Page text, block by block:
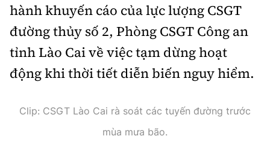
Nhà thầu
Mời thầu - Đấu thầu
Thi viết về GTVT
Gương sáng giao thông
Hậu trường sao
360 độ thể thao
Sản phẩm mới
Tư vấn
Thế giới
Thời sự Quốc tế
Hồ sơ tài liệu
Đi ++
Du lịch
Video
Thời sự
hành khuyến cáo của lực lượng CSGT
đường thủy số 2, Phòng CSGT Công an
tỉnh Lào Cai về việc tạm dừng hoạt
động khi thời tiết diễn biến nguy hiểm.
Clip: CSGT Lào Cai rà soát các tuyến đường trước
mùa mưa bão.